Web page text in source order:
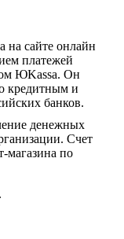
на сайте онлайн
платежей
ЮKassa. Он
кредитным и
банков.
денежных
Счет
магазина по